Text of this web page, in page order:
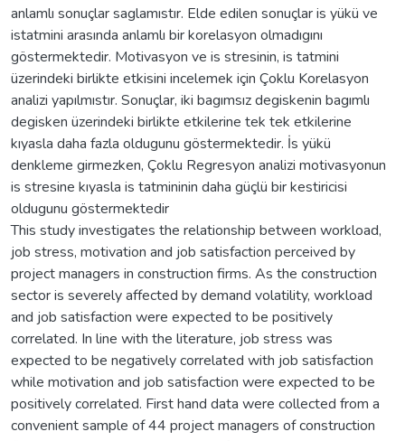
anlamlı sonuçlar saglamıstır. Elde edilen sonuçlar is yükü ve
istatmini arasında anlamlı bir korelasyon olmadıgını
göstermektedir. Motivasyon ve is stresinin, is tatmini
üzerindeki birlikte etkisini incelemek için Çoklu Korelasyon
analizi yapılmıstır. Sonuçlar, iki bagımsız degiskenin bagımlı
degisken üzerindeki birlikte etkilerine tek tek etkilerine
kıyasla daha fazla oldugunu göstermektedir. İs yükü
denkleme girmezken, Çoklu Regresyon analizi motivasyonun
is stresine kıyasla is tatmininin daha güçlü bir kestiricisi
oldugunu göstermektedir
This study investigates the relationship between workload,
job stress, motivation and job satisfaction perceived by
project managers in construction firms. As the construction
sector is severely affected by demand volatility, workload
and job satisfaction were expected to be positively
correlated. In line with the literature, job stress was
expected to be negatively correlated with job satisfaction
while motivation and job satisfaction were expected to be
positively correlated. First hand data were collected from a
convenient sample of 44 project managers of construction